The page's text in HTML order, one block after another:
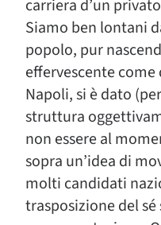
carriera d’un
Siamo ben lontani
popolo, pur
effervescente come
Napoli, si è dato
struttura
non essere al
sopra un’idea di
molti candidati
trasposizione del